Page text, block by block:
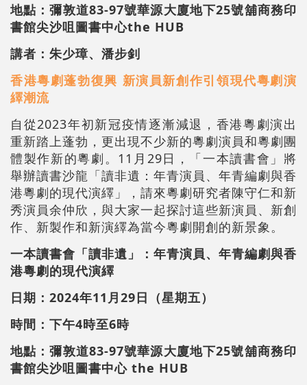
地點：彌敦道83-97號華源大廈地下25號舖商務印
書館尖沙咀圖書中心the HUB
講者：朱少璋、潘步釗
香港粵劇蓬勃復興 新演員新創作引領現代粵劇演
繹潮流
自從2023年初新冠疫情逐漸減退，香港粵劇演出
重新踏上蓬勃，更出現不少新的粵劇演員和粵劇團
體製作新的粵劇。11月29日，「一本讀書會」將
舉辦讀書沙龍「讀非遺：年青演員、年青編劇與香
港粵劇的現代演繹」，請來粵劇研究者陳守仁和新
秀演員余仲欣，與大家一起探討這些新演員、新創
作、新製作和新演繹為當今粵劇開創的新景象。
一本讀書會「讀非遺」：年青演員、年青編劇與香
港粵劇的現代演繹
日期：2024年11月29日（星期五）
時間：下午4時至6時
地點：彌敦道83-97號華源大廈地下25號舖商務印
書館尖沙咀圖書中心 the HUB